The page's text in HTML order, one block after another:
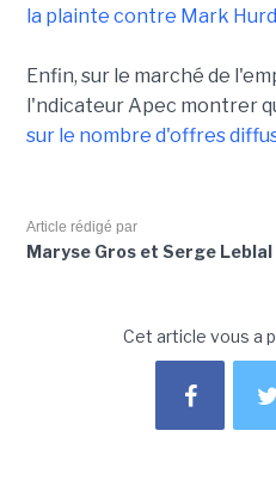
la plainte contre Mark Hurd
Enfin, sur le marché de
l'ndicateur Apec montrer
sur le nombre d'offres
Article rédigé par
Maryse Gros et Serge Leblal
Cet article vous a